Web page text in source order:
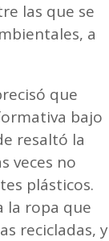
las que se
a
que
bajo
resaltó la
veces no
plásticos.
la ropa que
recicladas, y